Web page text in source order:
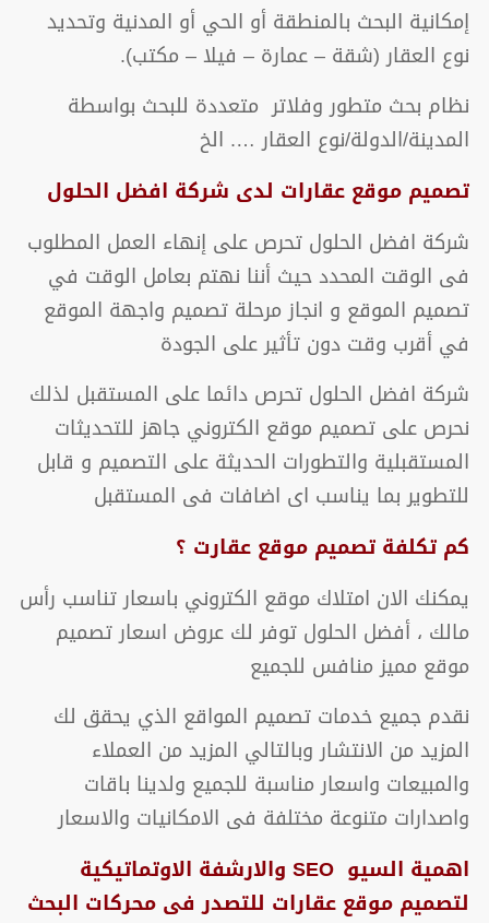
إمكانية البحث بالمنطقة أو الحي أو المدنية وتحديد
نوع العقار (شقة – عمارة – فيلا – مكتب).
نظام بحث متطور وفلاتر متعددة للبحث بواسطة
المدينة/الدولة/نوع العقار …. الخ
تصميم موقع عقارات لدى شركة افضل الحلول
شركة افضل الحلول تحرص على إنهاء العمل المطلوب
فى الوقت المحدد حيث أننا نهتم بعامل الوقت في
تصميم الموقع و انجاز مرحلة تصميم واجهة الموقع
في أقرب وقت دون تأثير على الجودة
شركة افضل الحلول تحرص دائما على المستقبل لذلك
نحرص على تصميم موقع الكتروني جاهز للتحديثات
المستقبلية والتطورات الحديثة على التصميم و قابل
للتطوير بما يناسب اى اضافات فى المستقبل
كم تكلفة تصميم موقع عقارت ؟
يمكنك الان امتلاك موقع الكتروني باسعار تناسب رأس
مالك ، أفضل الحلول توفر لك عروض اسعار تصميم
موقع مميز منافس للجميع
نقدم جميع خدمات تصميم المواقع الذي يحقق لك
المزيد من الانتشار وبالتالي المزيد من العملاء
والمبيعات واسعار مناسبة للجميع ولدينا باقات
واصدارات متنوعة مختلفة فى الامكانيات والاسعار
اهمية السيو SEO والارشفة الاوتماتيكية
لتصميم موقع عقارات للتصدر فى محركات البحث